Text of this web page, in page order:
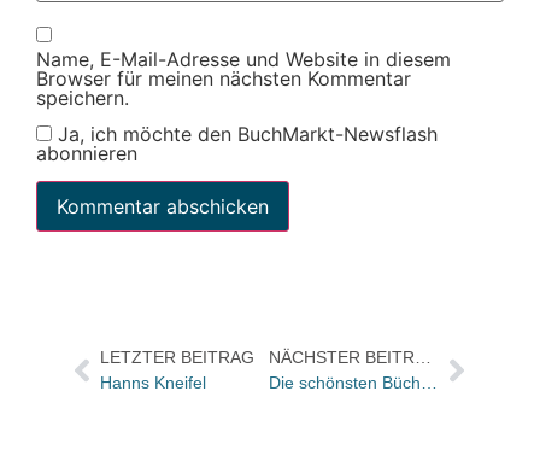
Name, E-Mail-Adresse und Website in diesem
Browser für meinen nächsten Kommentar
speichern.
Ja, ich möchte den BuchMarkt-Newsflash
abonnieren
LETZTER BEITRAG
Hanns Kneifel